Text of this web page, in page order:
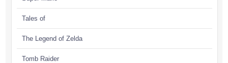
Tales of
The Legend of Zelda
Tomb Raider